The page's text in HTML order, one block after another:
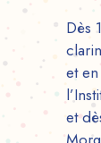
Dès
et
et